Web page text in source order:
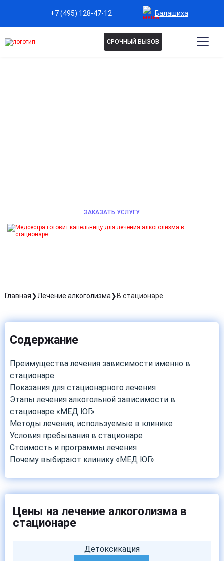
+7 (495) 128-47-12 Балашиха
СРОЧНЫЙ ВЫЗОВ
ЗАКАЗАТЬ УСЛУГУ
Главная Лечение алкоголизма В стационаре
Содержание
Преимущества лечения зависимости именно в
стационаре
Показания для стационарного лечения
Этапы лечения алкогольной зависимости в
стационаре «МЕД ЮГ»
Методы лечения, используемые в клинике
Условия пребывания в стационаре
Стоимость и программы лечения
Почему выбирают клинику «МЕД ЮГ»
Цены на лечение алкоголизма в
стационаре
Детоксикация